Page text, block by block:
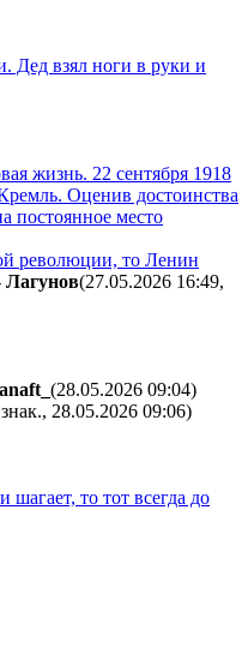
Дед взял ноги в руки и
жизнь. 22 сентября 1918
Оценив достоинства
постоянное место
революции, то Ленин
Лaгyнoв(27.05.2026 16:49,
(28.05.2026 09:04)
28.05.2026 09:06)
то тот всегда до